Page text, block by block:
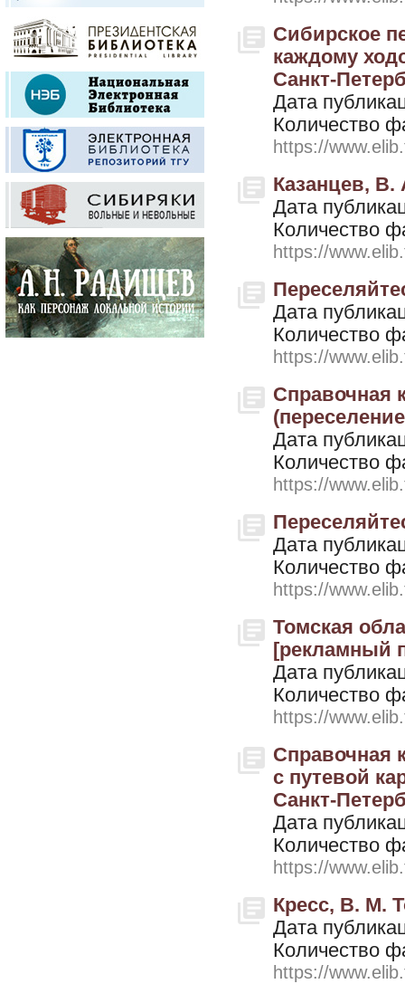
Сибирское
каждому
Санкт-
Дата
Количество
https://
Казанцев, В.
Дата
Количество
https://
Дата
Количество
https://
Справочная
Дата
Количество
https://
Дата
Количество
https://
Томская
[рекламный
Дата
Количество
https://
Справочная
с путевой
Санкт-
Дата
Количество
https://
Кресс, В. М.
Дата
Количество
https://